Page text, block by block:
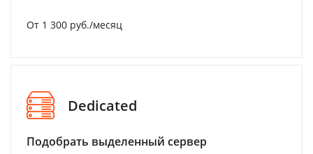
От 1 300 руб./месяц
Dedicated
Подобрать выделенный сервер